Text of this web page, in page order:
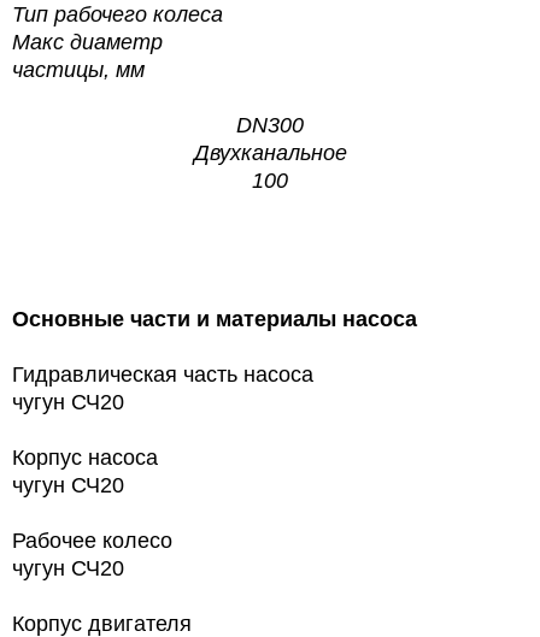
Тип рабочего колеса
Макс диаметр
частицы, мм
DN300
Двухканальное
100
Основные части и материалы насоса
Гидравлическая часть насоса
чугун СЧ20
Корпус насоса
чугун СЧ20
Рабочее колесо
чугун СЧ20
Корпус двигателя